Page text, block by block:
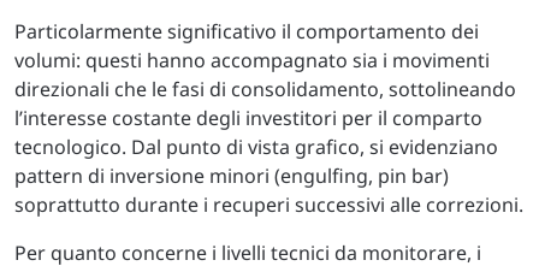
Particolarmente significativo il comportamento dei
volumi: questi hanno accompagnato sia i movimenti
direzionali che le fasi di consolidamento, sottolineando
l’interesse costante degli investitori per il comparto
tecnologico. Dal punto di vista grafico, si evidenziano
pattern di inversione minori (engulfing, pin bar)
soprattutto durante i recuperi successivi alle correzioni.
Per quanto concerne i livelli tecnici da monitorare, i